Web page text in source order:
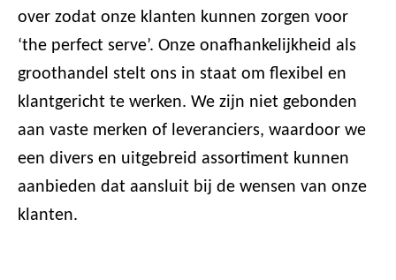
over zodat onze klanten kunnen zorgen voor
‘the perfect serve’. Onze onafhankelijkheid als
groothandel stelt ons in staat om flexibel en
klantgericht te werken. We zijn niet gebonden
aan vaste merken of leveranciers, waardoor we
een divers en uitgebreid assortiment kunnen
aanbieden dat aansluit bij de wensen van onze
klanten.